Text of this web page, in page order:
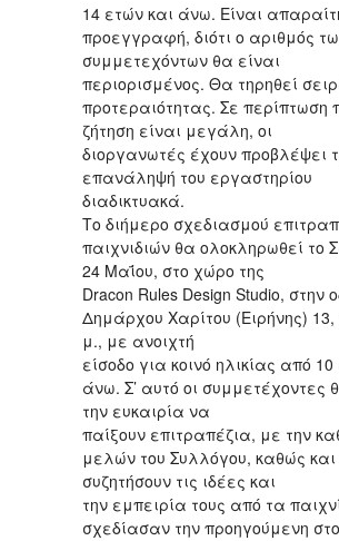
14 ετών και άνω. Είναι
προεγγραφή, διότι ο αριθμός
συμμετεχόντων θα είναι
περιορισμένος. Θα τηρηθεί
προτεραιότητας. Σε περίπτωση
ζήτηση είναι μεγάλη, οι
διοργανωτές έχουν προβλέψει
επανάληψή του εργαστηρίου
διαδικτυακά.
Το διήμερο σχεδιασμού
παιχνιδιών θα ολοκληρωθεί το
24 Μαΐου, στο χώρο της
Dracon Rules Design Studio, στην
Δημάρχου Χαρίτου (Ειρήνης) 13,
μ., με ανοιχτή
είσοδο για κοινό ηλικίας από
άνω. Σ’ αυτό οι συμμετέχοντες
την ευκαιρία να
παίξουν επιτραπέζια, με την
μελών του Συλλόγου, καθώς
συζητήσουν τις ιδέες και
την εμπειρία τους από τα
σχεδίασαν την προηγούμενη